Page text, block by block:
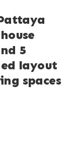
5
layout
spaces